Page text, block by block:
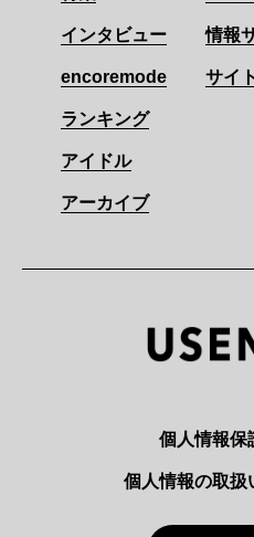
インタビュー
encoremode
ランキング
アイドル
アーカイブ
情報
サイ
個人情報保
個人情報の取扱